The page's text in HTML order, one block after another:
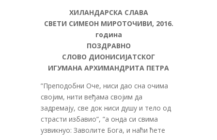
ХИЛАНДАРСКА СЛАВА
СВЕТИ СИМЕОН МИРОТОЧИВИ, 2016.
година
ПОЗДРАВНО
СЛОВО ДИОНИСИЈАТСКОГ
ИГУМАНА АРХИМАНДРИТА ПЕТРА
”Преподобни Оче, ниси дао сна очима
својим, нити веђама својим да
задремају, све док ниси душу и тело од
страсти избавио”, ”а онда си свима
узвикнуо: Заволите Бога, и наћи ћете